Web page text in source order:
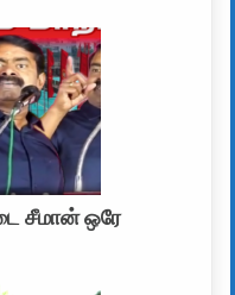
சீமான் ஒரே